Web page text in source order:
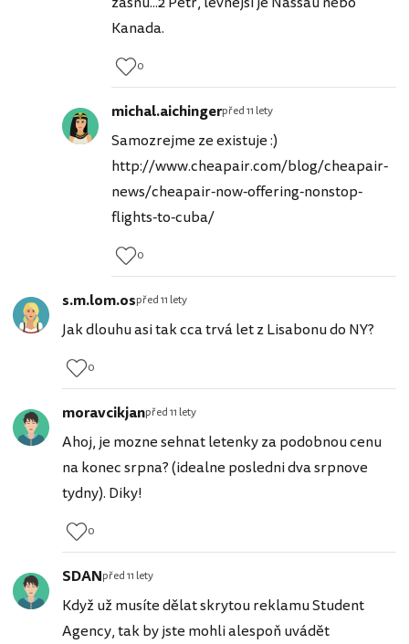
Kanada.
0
michal.aichingerpřed 11 lety
Samozrejme ze existuje :)
http://www.cheapair.com/blog/cheapair-
news/cheapair-now-offering-nonstop-
flights-to-cuba/
0
s.m.lom.ospřed 11 lety
Jak dlouhu asi tak cca trvá let z Lisabonu do NY?
0
moravcikjanpřed 11 lety
Ahoj, je mozne sehnat letenky za podobnou cenu
na konec srpna? (idealne posledni dva srpnove
tydny). Diky!
0
SDANpřed 11 lety
Když už musíte dělat skrytou reklamu Student
Agency, tak by jste mohli alespoň uvádět